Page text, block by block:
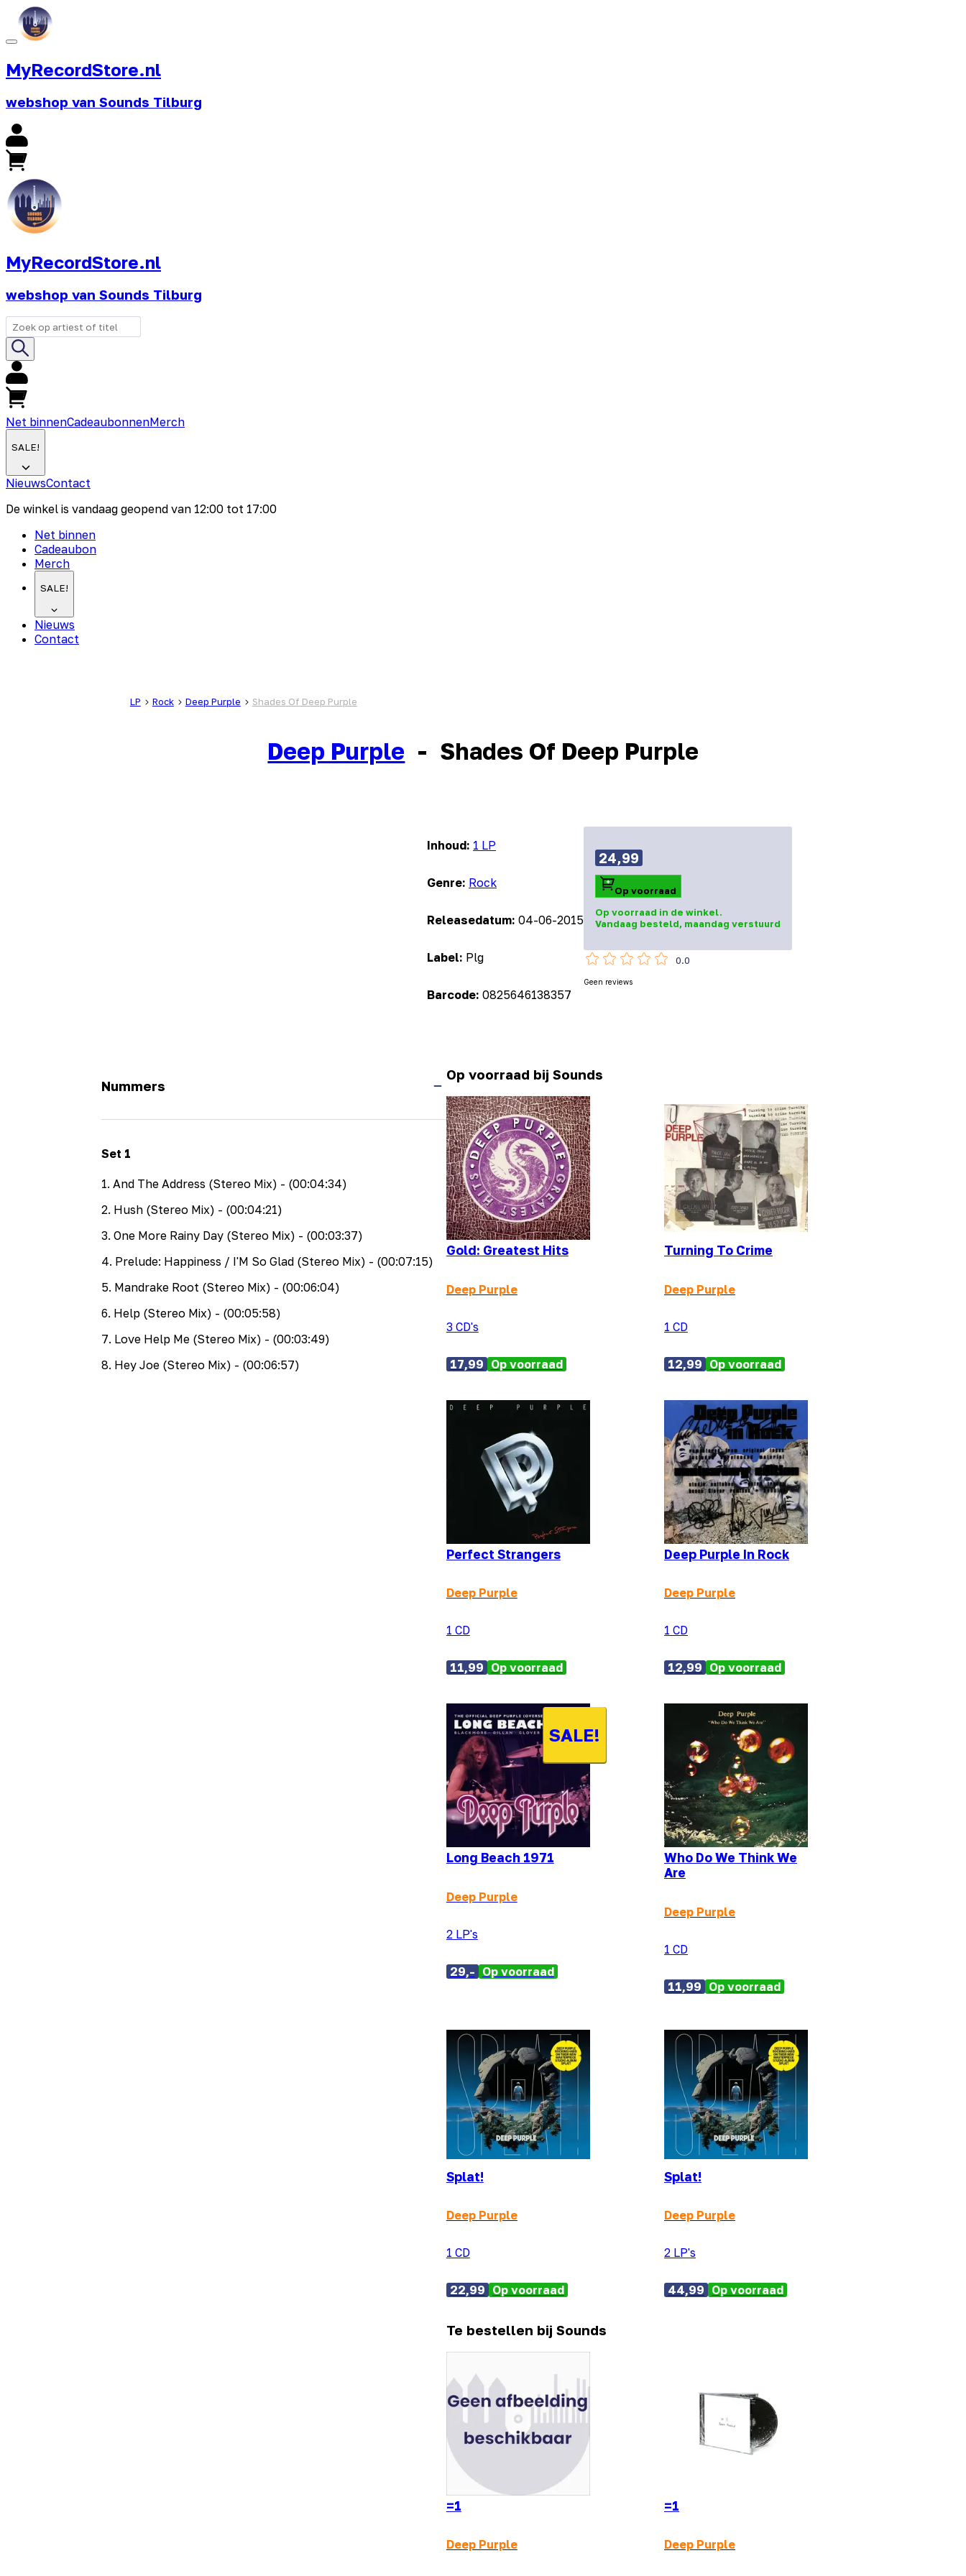
MyRecordStore.nl
webshop van Sounds Tilburg
MyRecordStore.nl
webshop van Sounds Tilburg
Net binnenCadeaubonnenMerch
SALE!
NieuwsContact
De winkel is vandaag geopend van 12:00 tot 17:00
Net binnen
Cadeaubon
Merch
SALE!
Nieuws
Contact
LP Rock Deep Purple Shades Of Deep Purple
Deep Purple - Shades Of Deep Purple
Inhoud: 1 LP
Genre: Rock
Releasedatum: 04-06-2015
Label: Plg
Barcode: 0825646138357
24,99
Op voorraad
Op voorraad in de winkel.
Vandaag besteld, maandag verstuurd
0.0
Geen reviews
Nummers
Set 1
1. And The Address (Stereo Mix) - (00:04:34)
2. Hush (Stereo Mix) - (00:04:21)
3. One More Rainy Day (Stereo Mix) - (00:03:37)
4. Prelude: Happiness / I'M So Glad (Stereo Mix) - (00:07:15)
5. Mandrake Root (Stereo Mix) - (00:06:04)
6. Help (Stereo Mix) - (00:05:58)
7. Love Help Me (Stereo Mix) - (00:03:49)
8. Hey Joe (Stereo Mix) - (00:06:57)
Op voorraad bij Sounds
Gold: Greatest Hits
Deep Purple
3 CD's
17,99 Op voorraad
Turning To Crime
Deep Purple
1 CD
12,99 Op voorraad
Perfect Strangers
Deep Purple
1 CD
11,99 Op voorraad
Deep Purple In Rock
Deep Purple
1 CD
12,99 Op voorraad
SALE!
Long Beach 1971
Deep Purple
2 LP's
29,- Op voorraad
Who Do We Think We
Are
Deep Purple
1 CD
11,99 Op voorraad
Splat!
Deep Purple
1 CD
22,99 Op voorraad
Splat!
Deep Purple
2 LP's
44,99 Op voorraad
Te bestellen bij Sounds
=1
Deep Purple
=1
Deep Purple